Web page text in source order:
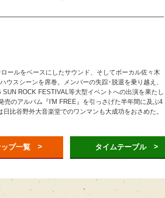
ールをベースにしたサウンド、そしてボーカル佐々木
ウスシーンを席巻。メンバーの失踪･脱退を乗り越え、
ROCK FESTIVAL等大型イベントへの出演を果たし
売のアルバム『I'M FREE』を引っさげた半年間に及ぶ4
比谷野外大音楽堂でのワンマンも大成功をおさめた。
プ一覧 > タイムテーブル >